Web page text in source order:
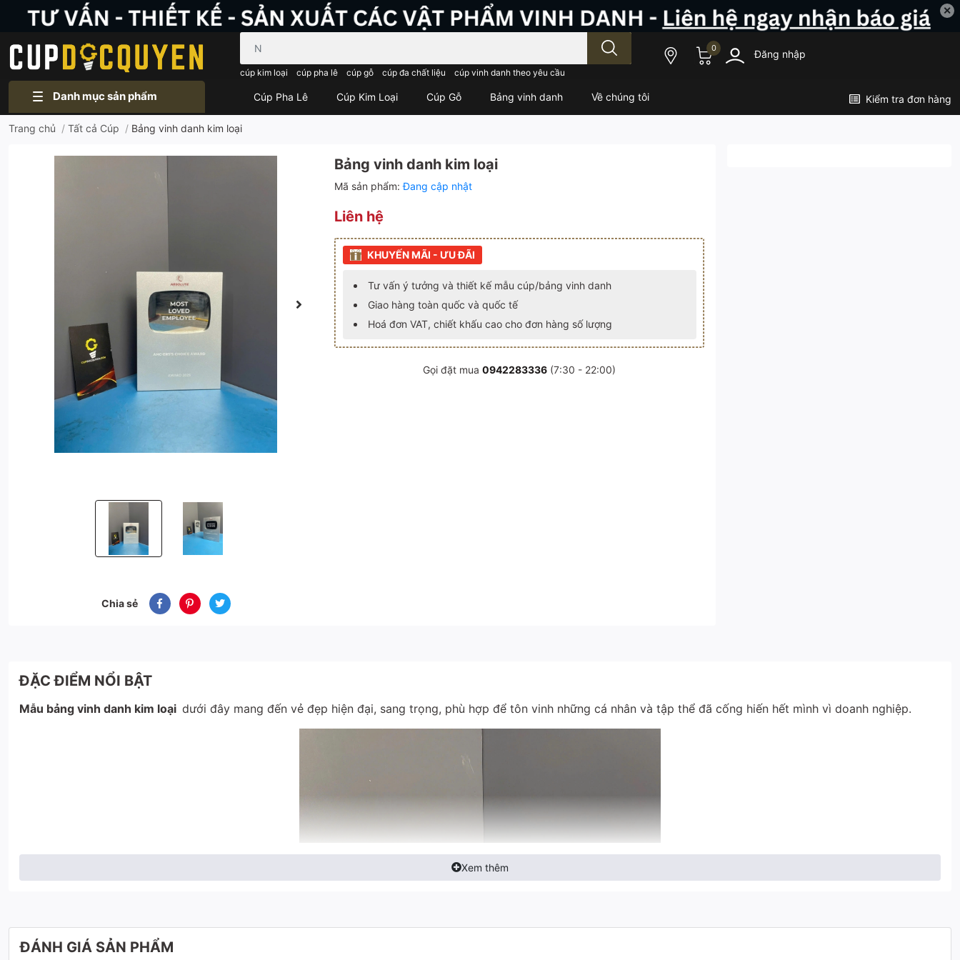
✕
cúp kim loại cúp pha lê cúp gỗ cúp đa chất liệu cúp vinh danh theo yêu cầu
0 Đăng nhập
Danh mục sản phẩm Cúp Pha Lê Cúp Kim Loại Cúp Gỗ Bảng vinh danh Về chúng tôi Kiểm tra đơn hàng
Trang chủ / Tất cả Cúp / Bảng vinh danh kim loại
Bảng vinh danh kim loại
Chia sẻ
Bảng vinh danh kim loại
Mã sản phẩm:Đang cập nhật
Liên hệ
KHUYẾN MÃI - ƯU ĐÃI
Tư vấn ý tưởng và thiết kế mẫu cúp/bảng vinh danh
Giao hàng toàn quốc và quốc tế
Hoá đơn VAT, chiết khấu cao cho đơn hàng số lượng
Gọi đặt mua 0942283336 (7:30 - 22:00)
ĐẶC ĐIỂM NỔI BẬT
Mẫu bảng vinh danh kim loại dưới đây mang đến vẻ đẹp hiện đại, sang trọng, phù hợp để tôn vinh những cá nhân và tập thể đã cống hiến hết mình vì doanh nghiệp.
Xem thêm
ĐÁNH GIÁ SẢN PHẨM